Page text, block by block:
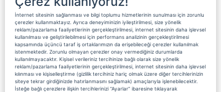
İnternet sitesinin sağlanması ve bilgi toplumu hizmetlerinin sunulması için zorunlu
çerezler kullanmaktayız. Ayrıca deneyiminizin iyileştirilmesi, size yönelik
reklam/pazarlama faaliyetlerinin gerçekleştirilmesi, internet sitesinin daha işlevsel
kullanılması ve geliştirilebilmesi için performans analizinin gerçekleştirilmesi
kapsamında üçüncü taraf iş ortaklarımızın da erişebileceği çerezler kullanılmak
istenmektedir. Zorunlu olmayan çerezler onay vermediğiniz durumlarda
kullanılmayacaktır. Kişisel verileriniz tercihinize bağlı olarak size yönelik
reklam/pazarlama faaliyetlerinin gerçekleştirilmesi, internet sitesinin daha işlevsel
kılınması ve kişiselleştirme (gizlilik tercihiniz hariç olmak üzere diğer tercihlerinizin
siteye tekrar girdiğinizde hatırlanmasını sağlamak) amaçlarıyla işlenebilecektir.
İsteğe bağlı çerezlere ilişkin tercihlerinizi “Ayarlar” ibaresine tıklayarak